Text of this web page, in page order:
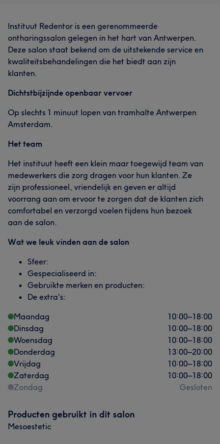
Instituut Redentor is een gerenommeerde
ontharingssalon gelegen in het hart van Antwerpen.
Deze salon staat bekend om de uitstekende service en
kwaliteitsbehandelingen die het biedt aan zijn
klanten.
Dichtstbijzijnde openbaar vervoer
Op slechts 1 minuut lopen van tramhalte Antwerpen
Amsterdam.
Het team
Het instituut heeft een klein maar toegewijd team van
medewerkers die zorg dragen voor hun klanten. Ze
zijn professioneel, vriendelijk en geven er altijd
voorrang aan om ervoor te zorgen dat de klanten zich
comfortabel en verzorgd voelen tijdens hun bezoek
aan de salon.
Wat we leuk vinden aan de salon
Sfeer:
Gespecialiseerd in:
Gebruikte merken en producten:
De extra's:
Maandag
10:00–18:00
Dinsdag
10:00–18:00
Woensdag
10:00–18:00
Donderdag
13:00–20:00
Vrijdag
10:00–18:00
Zaterdag
10:00–18:00
Zondag
Gesloten
Producten gebruikt in dit salon
Mesoestetic